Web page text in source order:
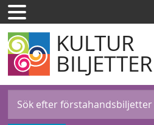
KULTUR
BILJETTER